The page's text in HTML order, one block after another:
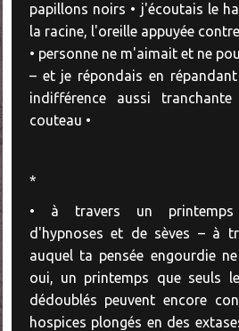
papillons noirs • j'écoutais le
la racine, l'oreille appuyée
• personne ne m'aimait et ne
– et je répondais en
indifférence aussi
couteau •
*
• à travers un printemps
d'hypnoses et de sèves – à
auquel ta pensée engourdie
oui, un printemps que seuls
dédoublés peuvent encore
hospices plongés en des